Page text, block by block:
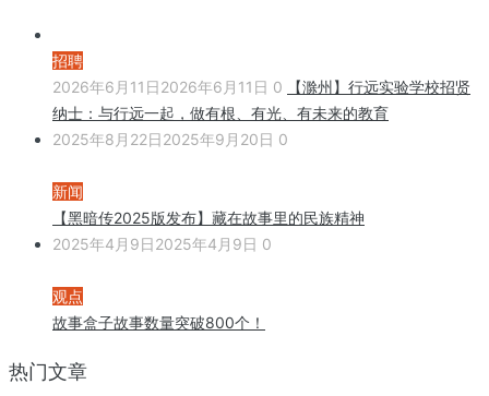
招聘
2026年6月11日2026年6月11日 0
【滁州】行远实验学校招贤
纳士：与行远一起，做有根、有光、有未来的教育
2025年8月22日2025年9月20日 0
新闻
【黑暗传2025版发布】藏在故事里的民族精神
2025年4月9日2025年4月9日 0
观点
故事盒子故事数量突破800个！
热门文章